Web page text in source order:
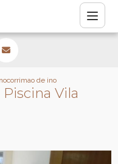
para piscina
corrimao de inox para piscina vila
Vila